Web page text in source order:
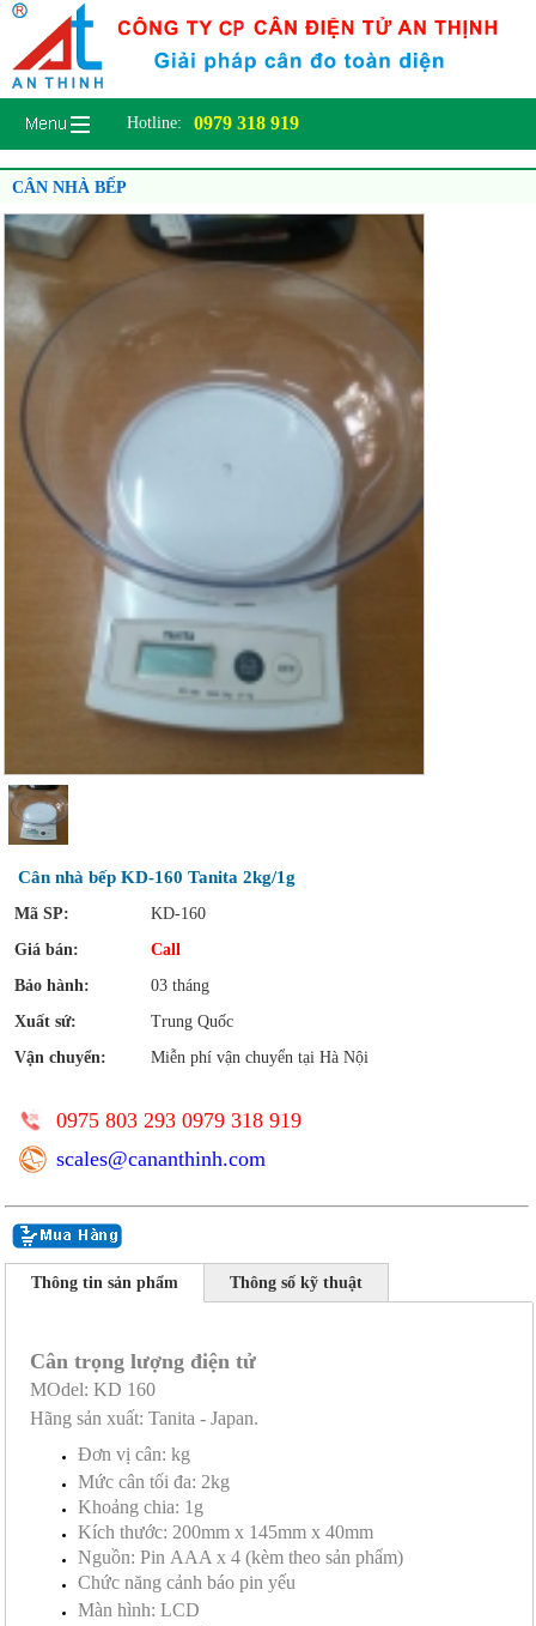
Hotline: 0979 318 919
CÂN NHÀ BẾP
Cân nhà bếp KD-160 Tanita 2kg/1g
Mã SP:
KD-160
Giá bán:
Call
Bảo hành:
03 tháng
Xuất sứ:
Trung Quốc
Vận chuyển:
Miễn phí vận chuyển tại Hà Nội
0975 803 293 0979 318 919
scales@cananthinh.com
Thông tin sản phẩm Thông số kỹ thuật
Cân trọng lượng điện tử
MOdel: KD 160
Hãng sản xuất: Tanita - Japan.
Đơn vị cân: kg
Mức cân tối đa: 2kg
Khoảng chia: 1g
Kích thước: 200mm x 145mm x 40mm
Nguồn: Pin AAA x 4 (kèm theo sản phẩm)
Chức năng cảnh báo pin yếu
Màn hình: LCD